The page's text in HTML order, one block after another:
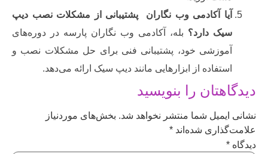
آکادمی وب نگاران پشتیبانی از مشکلات نصب دیپ
دارد؟بله، آکادمی وب نگاران پارسه در دوره‌های
خود، پشتیبانی فنی برای حل مشکلات نصب و
از ابزارهایی مانند دیپ سیک ارائه می‌دهد.
را بنویسید
شما منتشر نخواهد شد. بخش‌های موردنیاز
شده‌اند*